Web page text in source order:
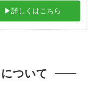
▶詳しくはこちら
ついて